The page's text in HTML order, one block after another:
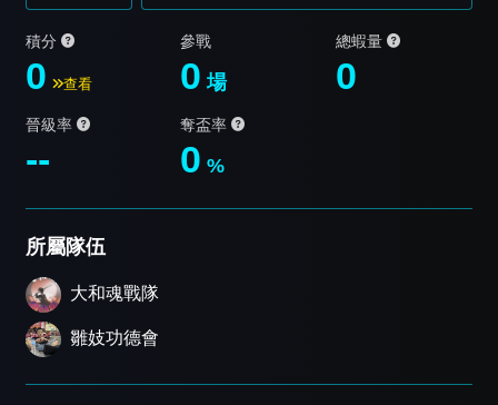
積分
0 查看
參戰
0場
總蝦量
0
晉級率
--
奪盃率
0 %
所屬隊伍
大和魂戰隊
雛妓功德會